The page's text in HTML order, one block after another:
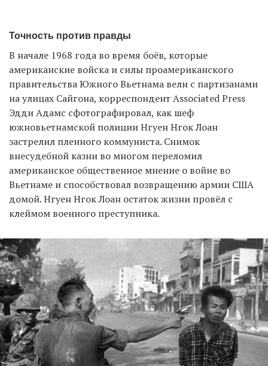
Точность против правды
В начале 1968 года во время боёв, которые
американские войска и силы проамериканского
правительства Южного Вьетнама вели с партизанами
на улицах Сайгона, корреспондент Associated Press
Эдди Адамс сфотографировал, как шеф
южновьетнамской полиции Нгуен Нгок Лоан
застрелил пленного коммуниста. Снимок
внесудебной казни во многом переломил
американское общественное мнение о войне во
Вьетнаме и способствовал возвращению армии США
домой. Нгуен Нгок Лоан остаток жизни провёл с
клеймом военного преступника.